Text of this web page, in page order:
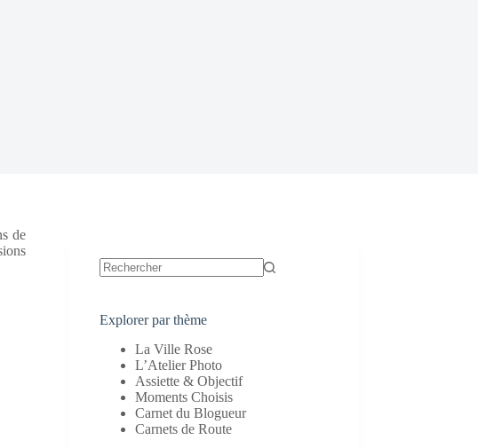
de
Explorer par thème
La Ville Rose
L’Atelier Photo
Assiette & Objectif
Moments Choisis
Carnet du Blogueur
Carnets de Route